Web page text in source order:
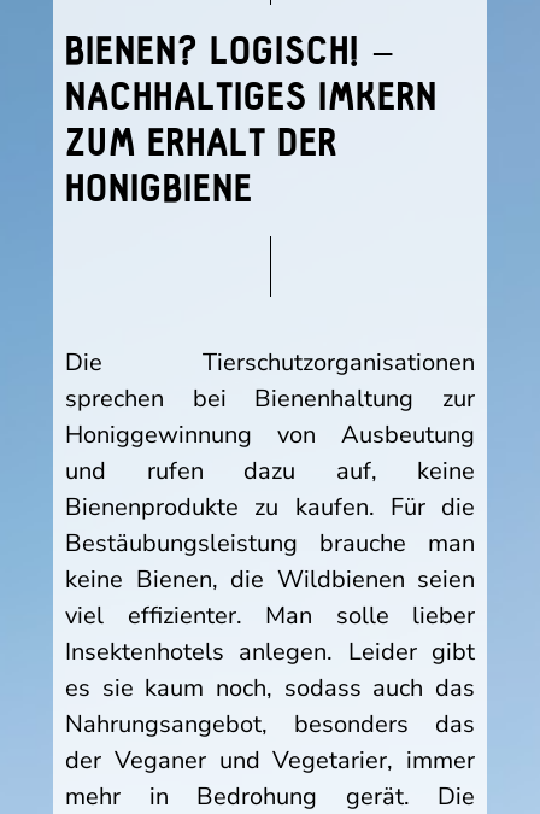
BIENEN? LOGISCH! –
NACHHALTIGES IMKERN
ZUM ERHALT DER
HONIGBIENE
Die Tierschutzorganisationen
sprechen bei Bienenhaltung zur
Honiggewinnung von Ausbeutung
und rufen dazu auf, keine
Bienenprodukte zu kaufen. Für die
Bestäubungsleistung brauche man
keine Bienen, die Wildbienen seien
viel effizienter. Man solle lieber
Insektenhotels anlegen. Leider gibt
es sie kaum noch, sodass auch das
Nahrungsangebot, besonders das
der Veganer und Vegetarier, immer
mehr in Bedrohung gerät. Die